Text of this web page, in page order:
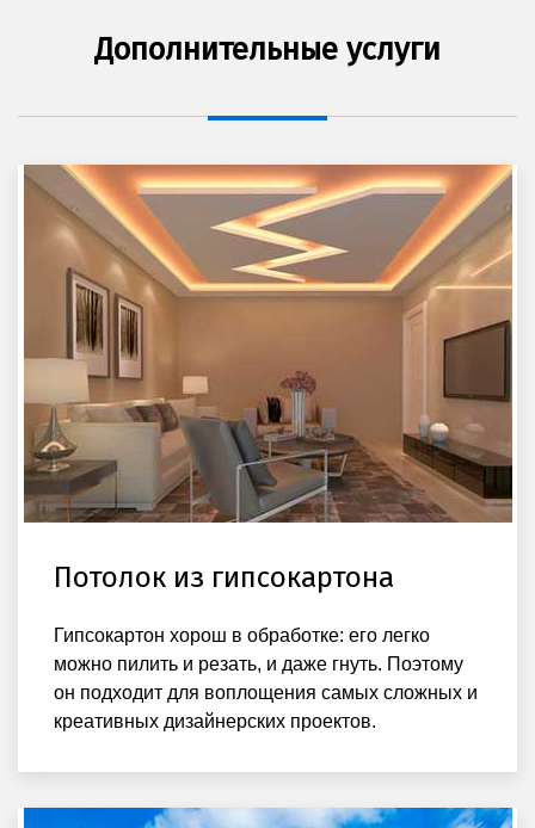
Дополнительные услуги
Потолок из гипсокартона
Гипсокартон хорош в обработке: его легко
можно пилить и резать, и даже гнуть. Поэтому
он подходит для воплощения самых сложных и
креативных дизайнерских проектов.